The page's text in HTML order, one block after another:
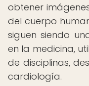
obtener
del cuerpo
siguen siendo
en la medicina,
de disciplinas,
cardiología.